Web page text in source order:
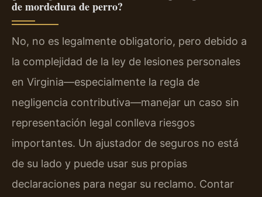
de mordedura de perro?
No, no es legalmente obligatorio, pero debido a
la complejidad de la ley de lesiones personales
en Virginia—especialmente la regla de
negligencia contributiva—manejar un caso sin
representación legal conlleva riesgos
importantes. Un ajustador de seguros no está
de su lado y puede usar sus propias
declaraciones para negar su reclamo. Contar